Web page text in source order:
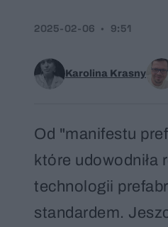
Karolina Krasny
2025-02-06 9:51
Od "manifestu
które
technologii
standardem.